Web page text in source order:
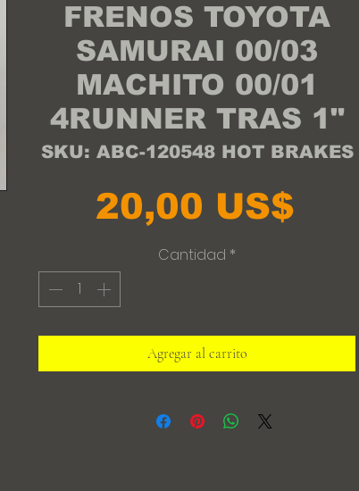
FRENOS TOYOTA
SAMURAI 00/03
MACHITO 00/01
4RUNNER TRAS 1"
SKU: ABC-120548 HOT BRAKES
20,00 US$
Cantidad *
Agregar al carrito